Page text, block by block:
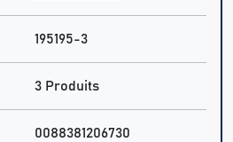
195195-3
3 Produits
0088381206730